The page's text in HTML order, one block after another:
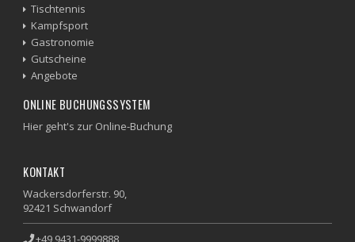
Tischtennis
Kampfsport
Gastronomie
Gutscheine
Angebote
ONLINE BUCHUNGSSYSTEM
Hier geht's zur Online-Buchung
KONTAKT
Wackersdorferstr. 90,
92421 Schwandorf
+49 9431-9999888